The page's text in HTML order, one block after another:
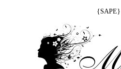
{SAPE}